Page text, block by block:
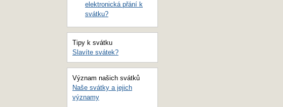
elektronická přání k
svátku?
Tipy k svátku
Slavíte svátek?
Význam našich svátků
Naše svátky a jejich
významy